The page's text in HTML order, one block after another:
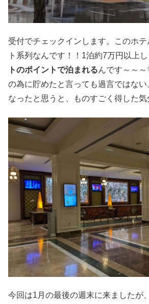
受付でチェックインします。このホ
ト系列なんです！！1泊約7万円以上し
トのポイントで泊まれるんです～～
の為に貯めたと言っても過言ではな
なったと思うと、ものすごく得した気
今回は1月の最後の週末に来ましたが